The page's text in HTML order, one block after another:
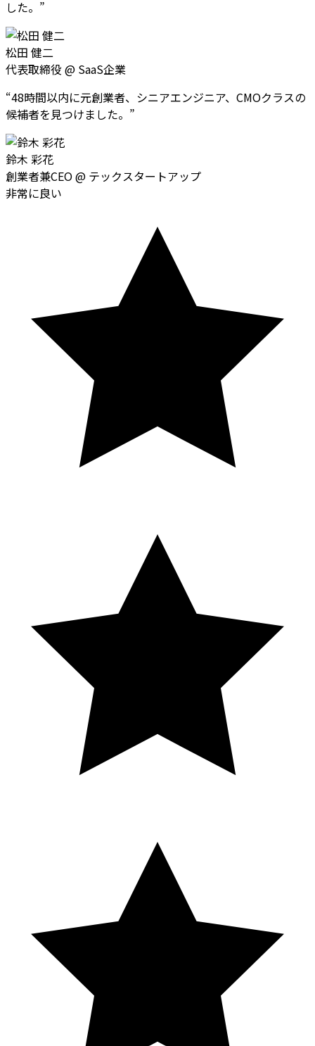
した。 ”
松田 健二
代表取締役 @ SaaS企業
“48時間以内に元創業者、シニアエンジニア、CMOクラスの
候補者を見つけました。 ”
鈴木 彩花
創業者兼CEO@ テックスタートアップ
非常に良い